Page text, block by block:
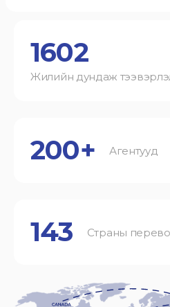
1602
Жилийн дундаж
200+ Агентууд
143 Страны